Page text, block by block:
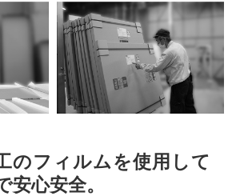
のフィルムを使用して
安心安全。